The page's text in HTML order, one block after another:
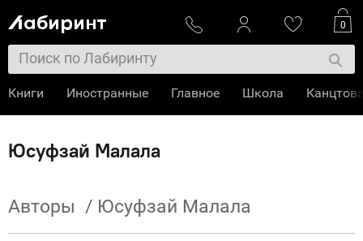
Юсуфзай Малала
Авторы / Юсуфзай Малала
0
Книги Иностранные Главное Школа